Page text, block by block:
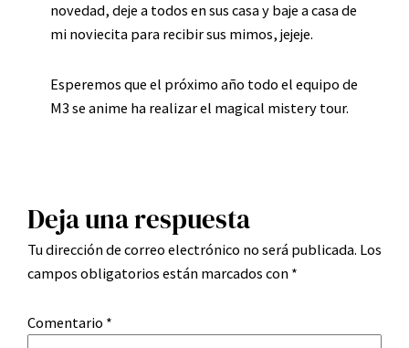
novedad, deje a todos en sus casa y baje a casa de
mi noviecita para recibir sus mimos, jejeje.
Esperemos que el próximo año todo el equipo de
M3 se anime ha realizar el magical mistery tour.
Deja una respuesta
Tu dirección de correo electrónico no será publicada. Los
campos obligatorios están marcados con *
Comentario *